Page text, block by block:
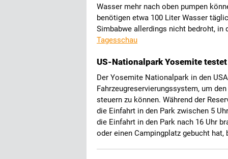
Wasser mehr nach oben pumpen
benötigen etwa 100 Liter Wasser
Simbabwe allerdings nicht bedroht, in
Tagesschau
US-Nationalpark Yosemite
Der Yosemite Nationalpark in den
Fahrzeugreservierungssystem, um
steuern zu können. Während der
die Einfahrt in den Park zwischen 5
die Einfahrt in den Park nach 16 Uhr
oder einen Campingplatz gebucht